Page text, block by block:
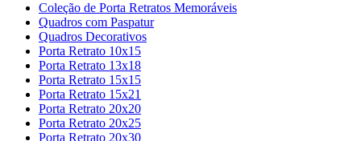
Coleção de Porta Retratos Memoráveis
Quadros com Paspatur
Quadros Decorativos
Porta Retrato 10x15
Porta Retrato 13x18
Porta Retrato 15x15
Porta Retrato 15x21
Porta Retrato 20x20
Porta Retrato 20x25
Porta Retrato 20x30